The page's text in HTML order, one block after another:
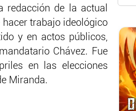
redacción de la actual
hacer trabajo ideológico
y en actos públicos,
Chávez. Fue
en las elecciones
Miranda.